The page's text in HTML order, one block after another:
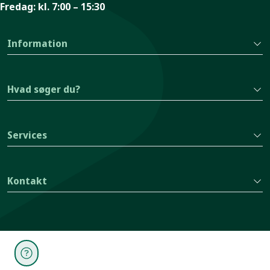
Fredag: kl. 7:00 – 15:30
Information
Hvad søger du?
Services
Kontakt